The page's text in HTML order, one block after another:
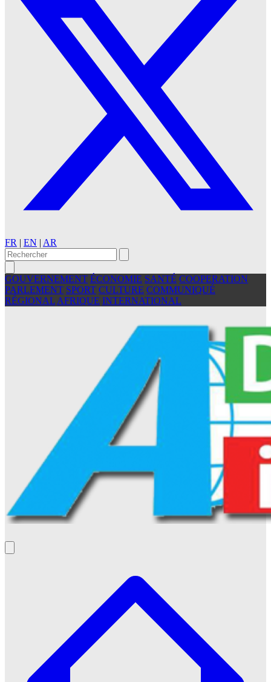
FR | EN | AR
GOUVERNEMENT ÉCONOMIE SANTÉ COOPERATION
PARLEMENT SPORT CULTURE COMMUNIQUÉ
RÉGIONAL AFRIQUE INTERNATIONAL